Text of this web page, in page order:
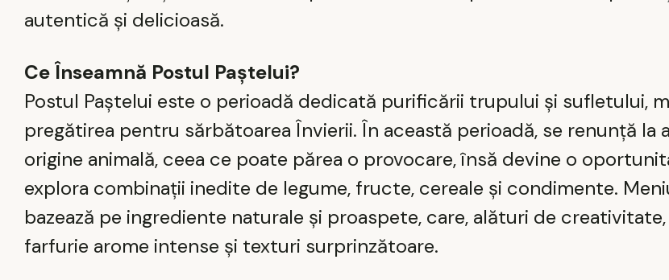
autentică și delicioasă.
Ce Înseamnă Postul Paștelui?
Postul Paștelui este o perioadă dedicată purificării trupului și sufletului,
pregătirea pentru sărbătoarea Învierii. În această perioadă, se renunță la
origine animală, ceea ce poate părea o provocare, însă devine o
explora combinații inedite de legume, fructe, cereale și condimente.
bazează pe ingrediente naturale și proaspete, care, alături de
farfurie arome intense și texturi surprinzătoare.